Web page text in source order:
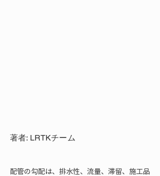
著者: LRTKチーム
配管の勾配は、排水性、流量、滞留、施工品